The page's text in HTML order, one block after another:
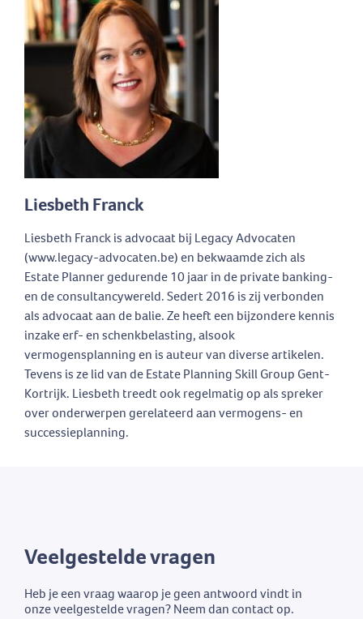
Liesbeth Franck
Liesbeth Franck is advocaat bij Legacy Advocaten
(www.legacy-advocaten.be) en bekwaamde zich als
Estate Planner gedurende 10 jaar in de private banking-
en de consultancywereld. Sedert 2016 is zij verbonden
als advocaat aan de balie. Ze heeft een bijzondere kennis
inzake erf- en schenkbelasting, alsook
vermogensplanning en is auteur van diverse artikelen.
Tevens is ze lid van de Estate Planning Skill Group Gent-
Kortrijk. Liesbeth treedt ook regelmatig op als spreker
over onderwerpen gerelateerd aan vermogens- en
successieplanning.
Veelgestelde vragen
Heb je een vraag waarop je geen antwoord vindt in
onze veelgestelde vragen? Neem dan contact op.